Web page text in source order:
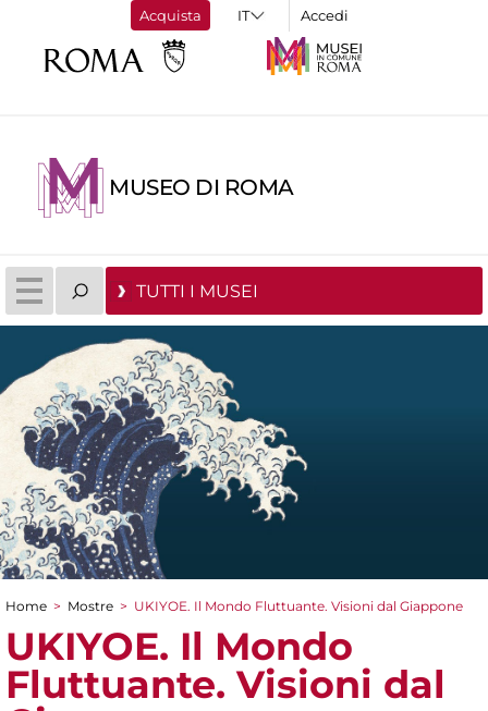
Acquista Accedi
MUSEO DI ROMA
TUTTI I MUSEI
Tu sei qui
Home > Mostre > UKIYOE. Il Mondo Fluttuante. Visioni dal Giappone
UKIYOE. Il Mondo
Fluttuante. Visioni dal